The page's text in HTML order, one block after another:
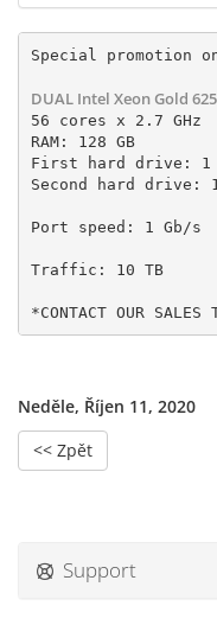
Special promotion
DUAL Intel Xeon Gold
56 cores x 2.7 GHz
RAM: 128 GB
First hard drive: 1
Second hard drive: 1
Port speed: 1 Gb/s
*CONTACT OUR SALES
Neděle, Říjen 11, 2020
<< Zpět
Support